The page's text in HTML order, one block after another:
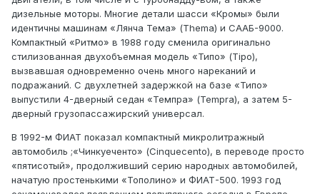
дизельные моторы. Многие детали шасси «Кромы» были
идентичны машинам «Лянча Тема» (Thema) и СААБ-9000.
Компактный «Ритмо» в 1988 году сменила оригинально
стилизованная двухобъемная модель «Типо» (Tipo),
вызвавшая одновременно очень много нареканий и
подражаний. С двухлетней задержкой на базе «Типо»
выпустили 4-дверный седан «Темпра» (Tempra), а затем 5-
дверный грузопассажирский универсал.
В 1992-м ФИАТ показал компактный микролитражный
автомобиль ;«Чинкуеченто» (Cinquecento), в переводе просто
«пятисотый», продолживший серию народных автомобилей,
начатую простенькими «Тополино» и ФИАТ-500. 1993 год